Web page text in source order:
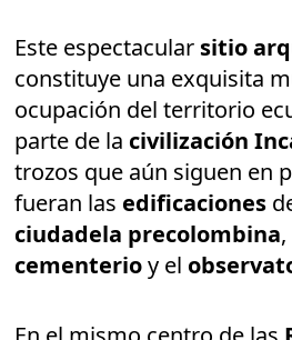
Este espectacular sitio
constituye una exquisita
ocupación del territorio
parte de la civilización
trozos que aún siguen en
fueran las edificaciones
ciudadela precolombina
cementerioy el